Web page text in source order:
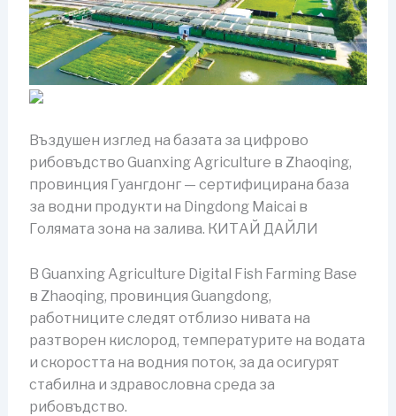
Въздушен изглед на базата за цифрово
рибовъдство Guanxing Agriculture в Zhaoqing,
провинция Гуангдонг — сертифицирана база
за водни продукти на Dingdong Maicai в
Голямата зона на залива. КИТАЙ ДАЙЛИ
В Guanxing Agriculture Digital Fish Farming Base
в Zhaoqing, провинция Guangdong,
работниците следят отблизо нивата на
разтворен кислород, температурите на водата
и скоростта на водния поток, за да осигурят
стабилна и здравословна среда за
рибовъдство.